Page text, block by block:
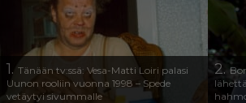
1. Tänään tv:ssä: Vesa-Matti Loiri palasi
Uunon rooliin vuonna 1998 – Spede
vetäytyi sivummalle
2.